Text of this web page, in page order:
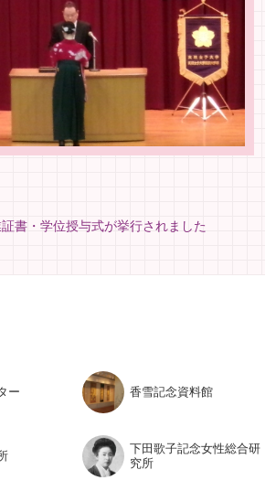
書・学位授与式が挙行されました
ー 香雪記念資料館
下田歌子記念女性総合研
究所